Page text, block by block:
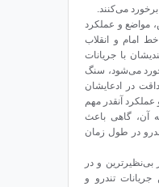
می‌کنند.
مواضع و عملکرد
امام و انقلاب
با جریانات
می‌شود، سنگ
در ادعایشان
آنقدر مهم
آن، گاهی باعث
در طول زمان
و در
تندرو و